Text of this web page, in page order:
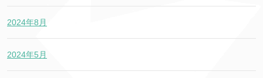
2024年8月
2024年5月